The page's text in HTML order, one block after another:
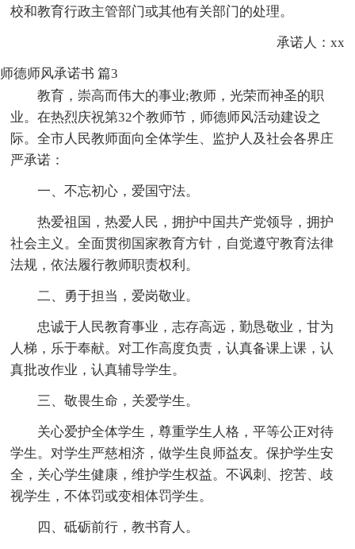
校和教育行政主管部门或其他有关部门的处理。
承诺人：xx
师德师风承诺书 篇3
教育，崇高而伟大的事业;教师，光荣而神圣的职
业。在热烈庆祝第32个教师节，师德师风活动建设之
际。全市人民教师面向全体学生、监护人及社会各界庄
严承诺：
一、不忘初心，爱国守法。
热爱祖国，热爱人民，拥护中国共产党领导，拥护
社会主义。全面贯彻国家教育方针，自觉遵守教育法律
法规，依法履行教师职责权利。
二、勇于担当，爱岗敬业。
忠诚于人民教育事业，志存高远，勤恳敬业，甘为
人梯，乐于奉献。对工作高度负责，认真备课上课，认
真批改作业，认真辅导学生。
三、敬畏生命，关爱学生。
关心爱护全体学生，尊重学生人格，平等公正对待
学生。对学生严慈相济，做学生良师益友。保护学生安
全，关心学生健康，维护学生权益。不讽刺、挖苦、歧
视学生，不体罚或变相体罚学生。
四、砥砺前行，教书育人。